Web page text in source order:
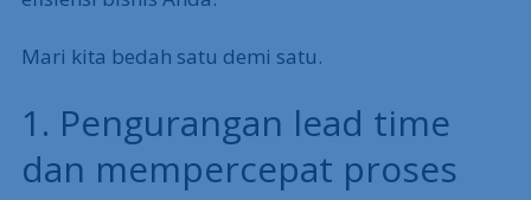
Mari kita bedah satu demi satu.
1. Pengurangan lead time
dan mempercepat proses